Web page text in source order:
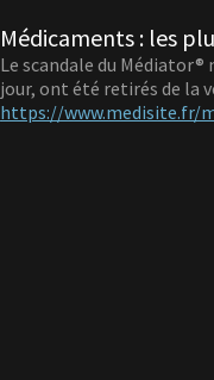
Médicaments : les
Le scandale du
jour, ont été retirés de la
https://www.medisite.fr/